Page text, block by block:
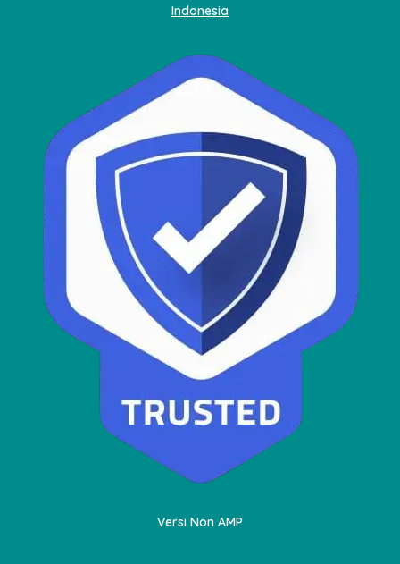
Indonesia
Versi Non AMP